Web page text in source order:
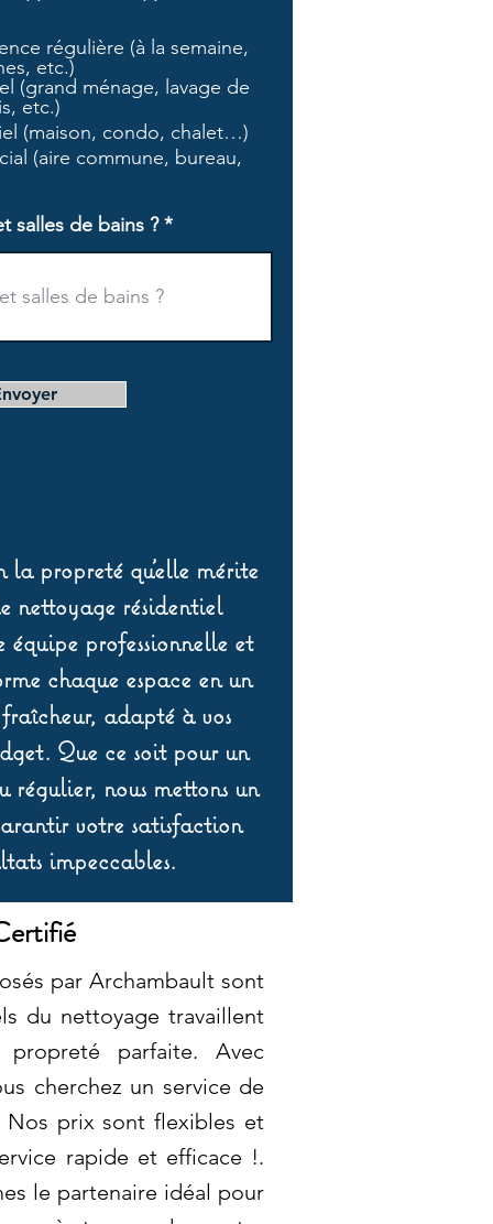
i
a
o
i
régulière (à la semaine,
etc.)
(grand ménage, lavage de
etc.)
(maison, condo, chalet…)
(aire commune, bureau,
salles de bains ?
propreté qu’elle mérite
nettoyage résidentiel
professionnelle et
chaque espace en un
adapté à vos
Que ce soit pour un
régulier, nous mettons un
votre satisfaction
impeccables.
par Archambault sont
du nettoyage travaillent
parfaite. Avec
cherchez un service de
prix sont flexibles et
rapide et efficace !.
le partenaire idéal pour